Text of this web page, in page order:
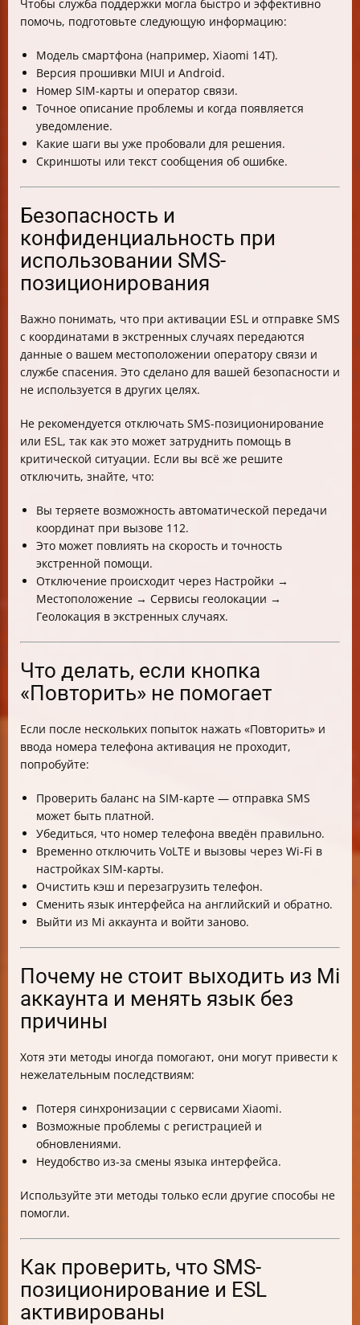
Чтобы служба поддержки могла быстро и эффективно
помочь, подготовьте следующую информацию:
Модель смартфона (например, Xiaomi 14T).
Версия прошивки MIUI и Android.
Номер SIM-карты и оператор связи.
Точное описание проблемы и когда появляется
уведомление.
Какие шаги вы уже пробовали для решения.
Скриншоты или текст сообщения об ошибке.
Безопасность и
конфиденциальность при
использовании SMS-
позиционирования
Важно понимать, что при активации ESL и отправке SMS
с координатами в экстренных случаях передаются
данные о вашем местоположении оператору связи и
службе спасения. Это сделано для вашей безопасности и
не используется в других целях.
Не рекомендуется отключать SMS-позиционирование
или ESL, так как это может затруднить помощь в
критической ситуации. Если вы всё же решите
отключить, знайте, что:
Вы теряете возможность автоматической передачи
координат при вызове 112.
Это может повлиять на скорость и точность
экстренной помощи.
Отключение происходит через Настройки →
Местоположение → Сервисы геолокации →
Геолокация в экстренных случаях.
Что делать, если кнопка
«Повторить» не помогает
Если после нескольких попыток нажать «Повторить» и
ввода номера телефона активация не проходит,
попробуйте:
Проверить баланс на SIM-карте — отправка SMS
может быть платной.
Убедиться, что номер телефона введён правильно.
Временно отключить VoLTE и вызовы через Wi-Fi в
настройках SIM-карты.
Очистить кэш и перезагрузить телефон.
Сменить язык интерфейса на английский и обратно.
Выйти из Mi аккаунта и войти заново.
Почему не стоит выходить из Mi
аккаунта и менять язык без
причины
Хотя эти методы иногда помогают, они могут привести к
нежелательным последствиям:
Потеря синхронизации с сервисами Xiaomi.
Возможные проблемы с регистрацией и
обновлениями.
Неудобство из-за смены языка интерфейса.
Используйте эти методы только если другие способы не
помогли.
Как проверить, что SMS-
позиционирование и ESL
активированы